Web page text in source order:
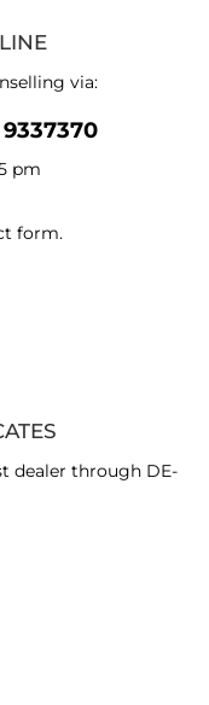
via:
9337370
pm
form.
dealer through DE-